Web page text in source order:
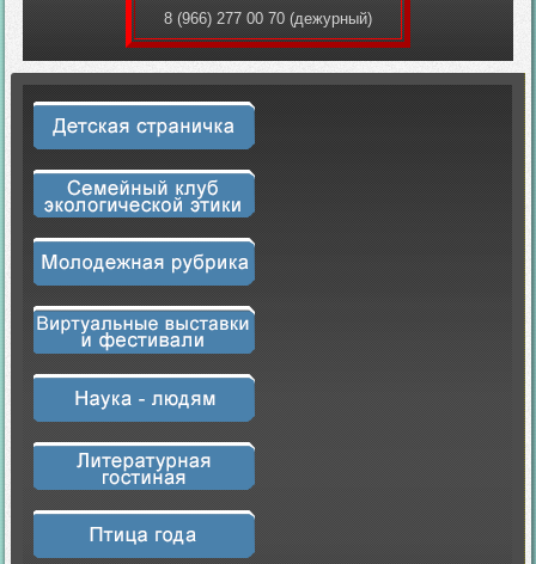
8 (966) 277 00 70 (дежурный)